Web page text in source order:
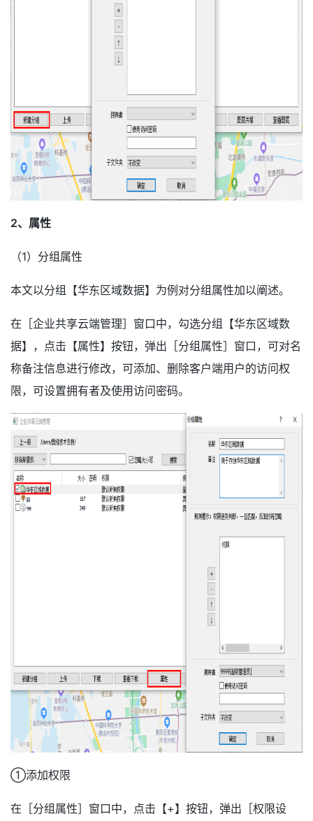
2、属性
（1）分组属性
本文以分组【华东区域数据】为例对分组属性加以阐述。
在［企业共享云端管理］窗口中，勾选分组【华东区域数
据】，点击【属性】按钮，弹出［分组属性］窗口，可对名
称备注信息进行修改，可添加、删除客户端用户的访问权
限，可设置拥有者及使用访问密码。
①添加权限
在［分组属性］窗口中，点击【+】按钮，弹出［权限设